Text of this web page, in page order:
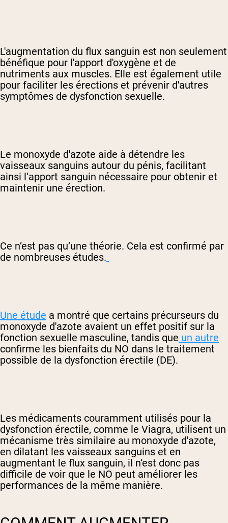
L'augmentation du flux sanguin est non seulement
bénéfique pour l'apport d'oxygène et de
nutriments aux muscles. Elle est également utile
pour faciliter les érections et prévenir d'autres
symptômes de dysfonction sexuelle.
Le monoxyde d'azote aide à détendre les
vaisseaux sanguins autour du pénis, facilitant
ainsi l’apport sanguin nécessaire pour obtenir et
maintenir une érection.
Ce n’est pas qu’une théorie. Cela est confirmé par
de nombreuses études.
Une étude a montré que certains précurseurs du
monoxyde d'azote avaient un effet positif sur la
fonction sexuelle masculine, tandis que un autre
confirme les bienfaits du NO dans le traitement
possible de la dysfonction érectile (DE).
Les médicaments couramment utilisés pour la
dysfonction érectile, comme le Viagra, utilisent un
mécanisme très similaire au monoxyde d'azote,
en dilatant les vaisseaux sanguins et en
augmentant le flux sanguin, il n’est donc pas
difficile de voir que le NO peut améliorer les
performances de la même manière.